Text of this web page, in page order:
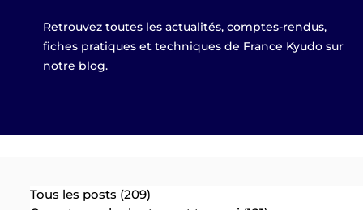
Retrouvez toutes les actualités, comptes-rendus,
fiches pratiques et techniques de France Kyudo sur
notre blog.
Tous les posts (209)